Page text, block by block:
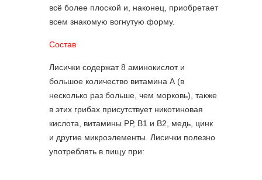
всё более плоской и, наконец, приобретает
всем знакомую вогнутую форму.
Состав
Лисички содержат 8 аминокислот и
большое количество витамина А (в
несколько раз больше, чем морковь), также
в этих грибах присутствует никотиновая
кислота, витамины РР, В1 и В2, медь, цинк
и другие микроэлементы. Лисички полезно
употреблять в пищу при: